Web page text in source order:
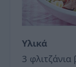
Υλικά
3